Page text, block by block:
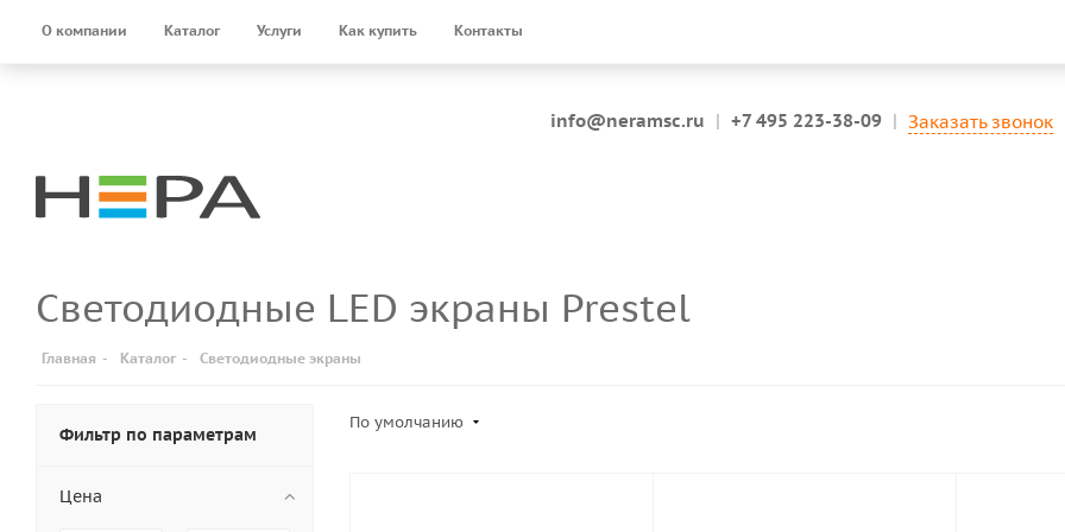
О компании Каталог Услуги Как купить Контакты
info@neramsc.ru | +7 495 223-38-09 | Заказать звонок
Светодиодные LED экраны Prestel
Главная - Каталог - Светодиодные экраны
По умолчанию
Фильтр по параметрам
Цена